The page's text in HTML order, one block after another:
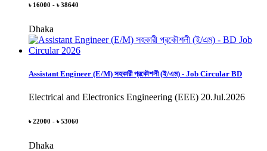
৳ 16000 - ৳ 38640
Dhaka
Assistant Engineer (E/M) সহকারী প্রকৌশলী (ই/এম) - Job Circular BD
Electrical and Electronics Engineering (EEE) 20.Jul.2026
৳ 22000 - ৳ 53060
Dhaka